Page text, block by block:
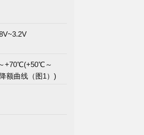
+70℃(+50℃～
额曲线（图1）)